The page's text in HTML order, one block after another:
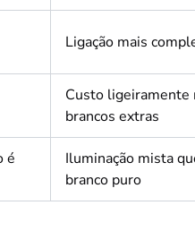
Ligação mais
Custo ligeiramente
brancos extras
é
Iluminação mista
branco puro